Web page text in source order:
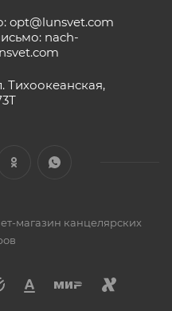
opt@lunsvet.com
nach-
Тихоокеанская,
магазин канцелярских